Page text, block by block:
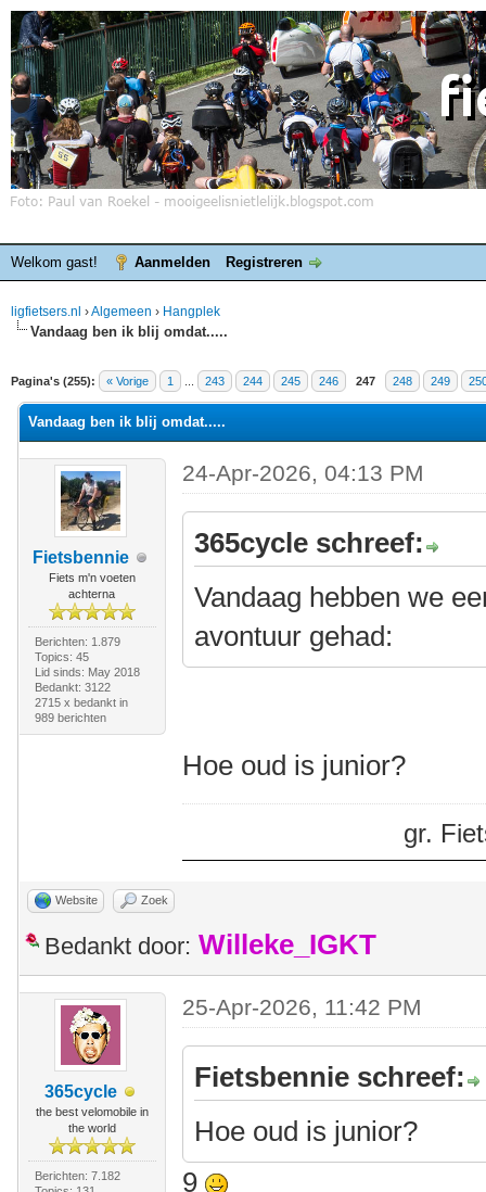
Welkom gast! Aanmelden Registreren
ligfietsers.nl ›Algemeen › Hangplek
Vandaag ben ik blij omdat.....
Pagina's (255): « Vorige 1 243 244 245 246 247 248 249
waardering is 4.25
Vandaag ben ik blij omdat.....
Fietsbennie
Fiets m'n voeten
achterna
Berichten: 1.879
Topics: 45
Lid sinds: May 2018
Bedankt: 3122
2715 x bedankt in
989 berichten
24-Apr-2026, 04:13 PM
365cycle schreef:
Vandaag hebben we
avontuur gehad:
Hoe oud is junior?
gr.
Website Zoek
Bedankt door: Willeke_IGKT
365cycle
the best velomobile in
the world
Berichten: 7.182
25-Apr-2026, 11:42 PM
Fietsbennie schreef:
Hoe oud is junior?
9